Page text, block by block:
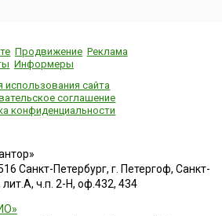
Продвижение Реклама
Информеры
использования сайта
соглашение
конфиденциальности
Санкт-Петербург, г. Петергоф, Санкт-
лит.А, ч.п. 2-Н, оф.432, 434